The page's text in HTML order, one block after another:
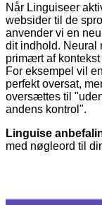
Når Linguiseer
websider til de
anvender vi en
dit indhold.
primært af
For eksempel vil
perfekt oversat,
oversættes til
andens kontrol".
Linguise
med nøgleord til